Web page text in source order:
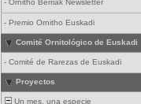
- Ornitho Berriak Newsletter
- Premio Ornitho Euskadi
Comité Ornitológico de Euskadi
- Comité de Rarezas de Euskadi
Proyectos
Un mes, una especie